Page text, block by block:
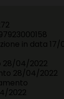
in data 17/
28/04/2022
28/04/2022
2022